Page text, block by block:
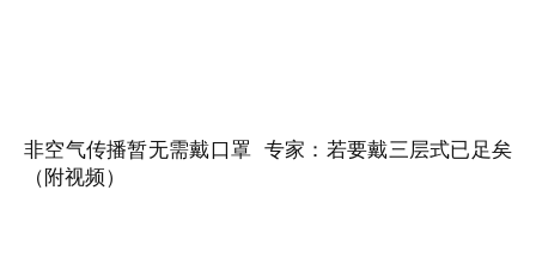
非空气传播暂无需戴口罩 专家：若要戴三层式已足矣
（附视频）